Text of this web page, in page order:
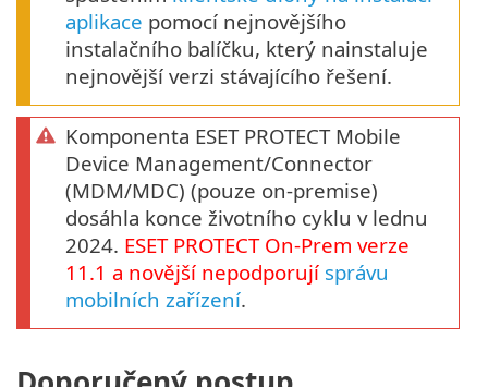
aplikace pomocí nejnovějšího
instalačního balíčku, který nainstaluje
nejnovější verzi stávajícího řešení.
Komponenta ESET PROTECT Mobile
Device Management/Connector
(MDM/MDC) (pouze on-premise)
dosáhla konce životního cyklu v lednu
2024. ESET PROTECT On-Prem verze
11.1 a novější nepodporují správu
mobilních zařízení.